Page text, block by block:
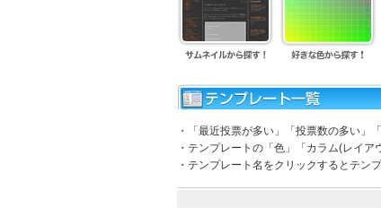
・「最近投票が多い」「投票数の多い」
・テンプレートの「色」「カラム(レイア
・テンプレート名をクリックするとテン